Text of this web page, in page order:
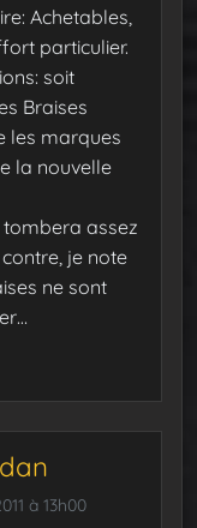
Achetables,
particulier.
soit
Braises
les marques
la nouvelle
tombera assez
je note
ne sont
à 13h00